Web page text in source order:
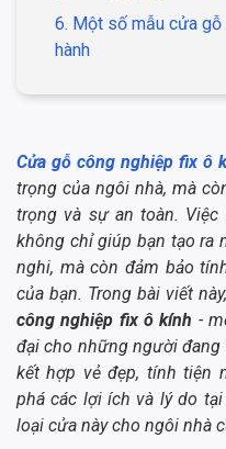
6. Một số mẫu cửa
hành
Cửa gỗ công nghiệp fix ô
trọng của ngôi nhà, mà
trọng và sự an toàn.
không chỉ giúp bạn tạo ra
nghi, mà còn đảm bảo
của bạn. Trong bài viết
công nghiệp fix ô kính -
đại cho những người
kết hợp vẻ đẹp, tính tiện
phá các lợi ích và lý do
loại cửa này cho ngôi nhà